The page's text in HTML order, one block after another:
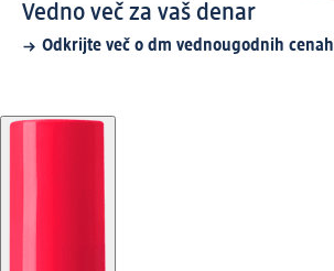
Vedno več za vaš denar
Odkrijte več o dm vednougodnih cenah